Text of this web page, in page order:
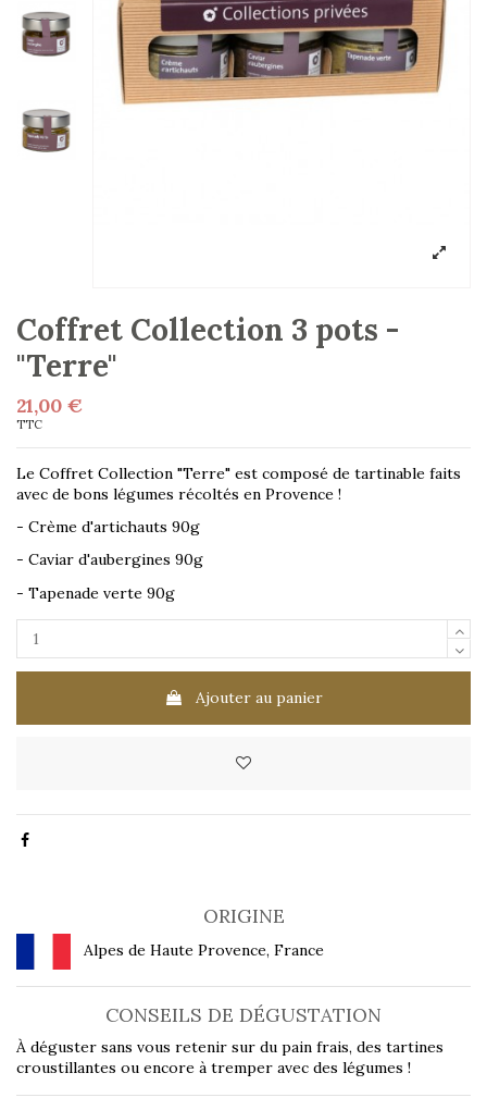
Coffret Collection 3 pots -
"Terre"
21,00 €
TTC
Le Coffret Collection "Terre" est composé de tartinable faits
avec de bons légumes récoltés en Provence !
- Crème d'artichauts 90g
- Caviar d'aubergines 90g
- Tapenade verte 90g
Ajouter au panier
ORIGINE
Alpes de Haute Provence, France
CONSEILS DE DÉGUSTATION
À déguster sans vous retenir sur du pain frais, des tartines
croustillantes ou encore à tremper avec des légumes !